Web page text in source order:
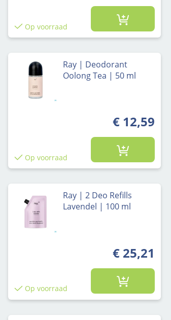
Op voorraad
Ray | Deodorant
Oolong Tea | 50 ml
€ 12,59
Op voorraad
Ray | 2 Deo Refills
Lavendel | 100 ml
€ 25,21
Op voorraad